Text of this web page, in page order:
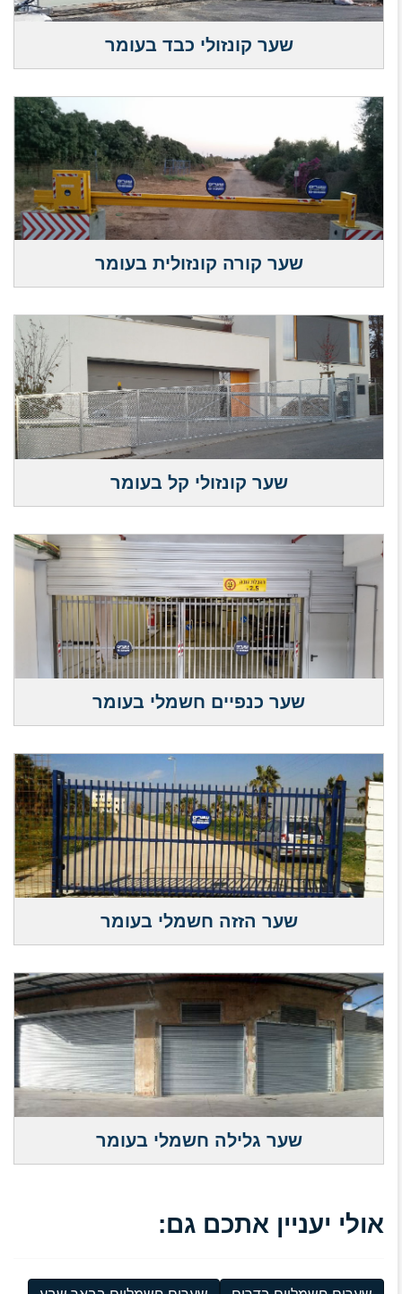
שער קונזולי כבד בעומר
שער קורה קונזולית בעומר
שער קונזולי קל בעומר
שער כנפיים חשמלי בעומר
שער הזזה חשמלי בעומר
שער גלילה חשמלי בעומר
אולי יעניין אתכם גם: